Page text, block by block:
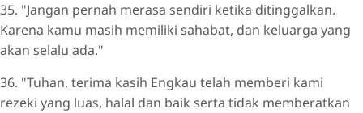
35. "Jangan pernah merasa sendiri ketika ditinggalkan.
Karena kamu masih memiliki sahabat, dan keluarga yang
akan selalu ada."
36. "Tuhan, terima kasih Engkau telah memberi kami
rezeki yang luas, halal dan baik serta tidak memberatkan